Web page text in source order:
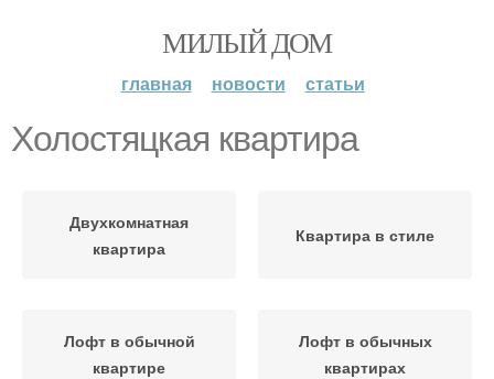
МИЛЫЙ ДОМ
главная новости статьи
Холостяцкая квартира
Двухкомнатная
квартира
Квартира в стиле
Лофт в обычной
квартире
Лофт в обычных
квартирах